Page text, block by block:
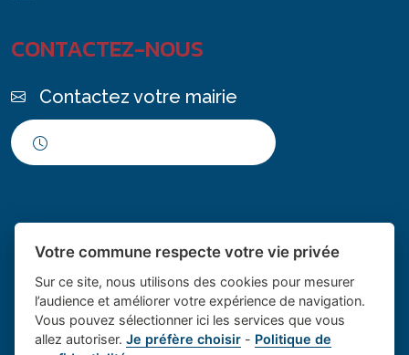
CONTACTEZ-NOUS
Contactez votre mairie
Place du village la solution web
- Le village de
Votre commune respecte votre vie privée
Sur ce site, nous utilisons des cookies pour mesurer
l’audience et améliorer votre expérience de navigation.
Vous pouvez sélectionner ici les services que vous
allez autoriser.Je préfère choisir - Politique de